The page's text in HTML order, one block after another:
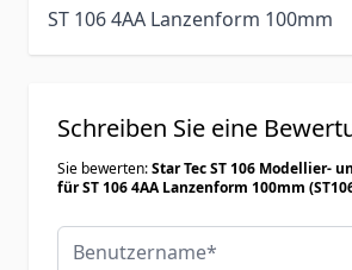
ST 106 4AA Lanzenform 100mm
Schreiben Sie eine
Sie bewerten:Star Tec ST 106 Modellier-
für ST 106 4AA Lanzenform 100mm
Benutzername